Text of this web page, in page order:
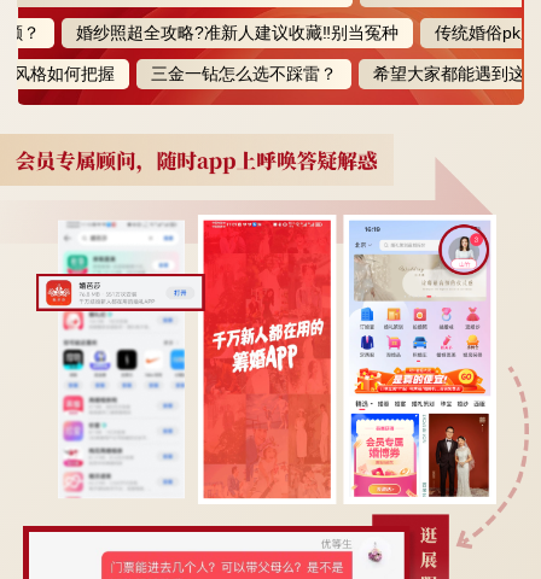
婚纱照超全攻略?准新人建议收藏‼️别当冤种 传统婚俗pk新观念
如何把握 三金一钻怎么选不踩雷？ 希望大家都能遇到这么?的